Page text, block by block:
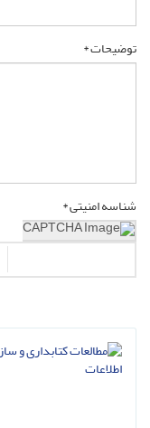
توضیحات *
شناسه امنیتی *